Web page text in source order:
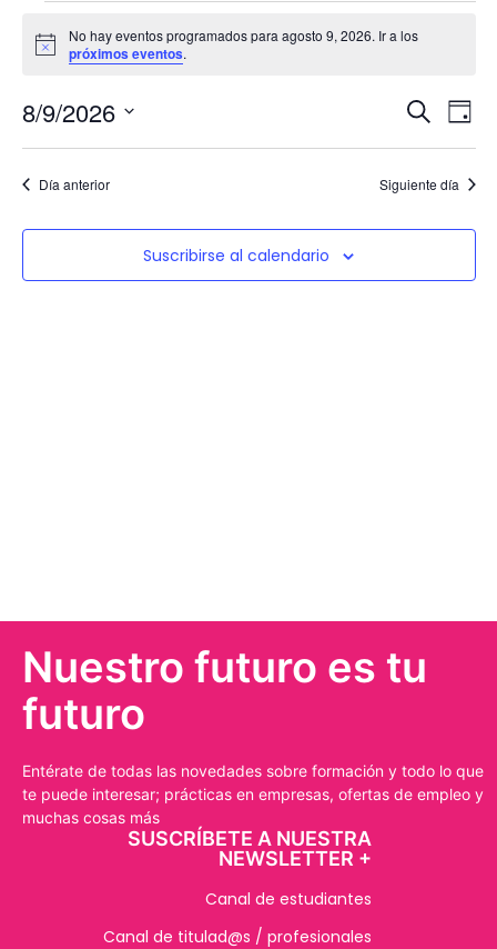
Eventos
en
agosto
9,
2026
Aviso
No hay eventos programados para agosto 9, 2026. Ir a los
próximos eventos.
de
y
vistas
Buscar
de
Día
8/9/2026
la
Día anterior
Siguiente día
Suscribirse al calendario
Nuestro futuro es tu
futuro
Entérate de todas las novedades sobre formación y todo lo que
te puede interesar; prácticas en empresas, ofertas de empleo y
muchas cosas más
SUSCRÍBETE A NUESTRA
NEWSLETTER +​
Canal de estudiantes
Canal de titulad@s / profesionales